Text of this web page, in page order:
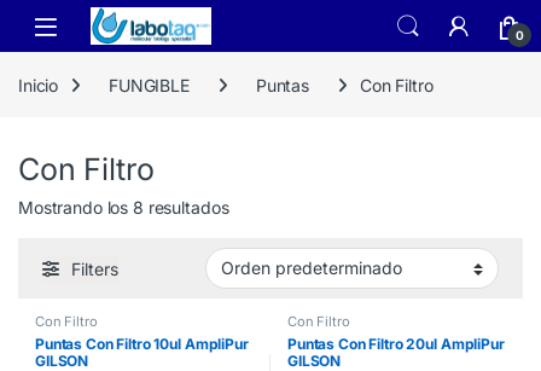
Skip to navigation
Skip to content
0
Inicio FUNGIBLE Puntas Con Filtro
Con Filtro
Mostrando los 8 resultados
Filters
Con Filtro
Puntas Con Filtro 10ul AmpliPur
GILSON
Con Filtro
Puntas Con Filtro 20ul AmpliPur
GILSON